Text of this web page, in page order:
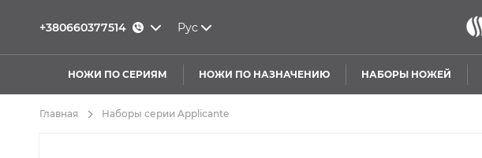
+380660377514 Рус
НОЖИ ПО СЕРИЯМ НОЖИ ПО НАЗНАЧЕНИЮ НАБОРЫ НОЖЕЙ
Главная Наборы серии Applicante